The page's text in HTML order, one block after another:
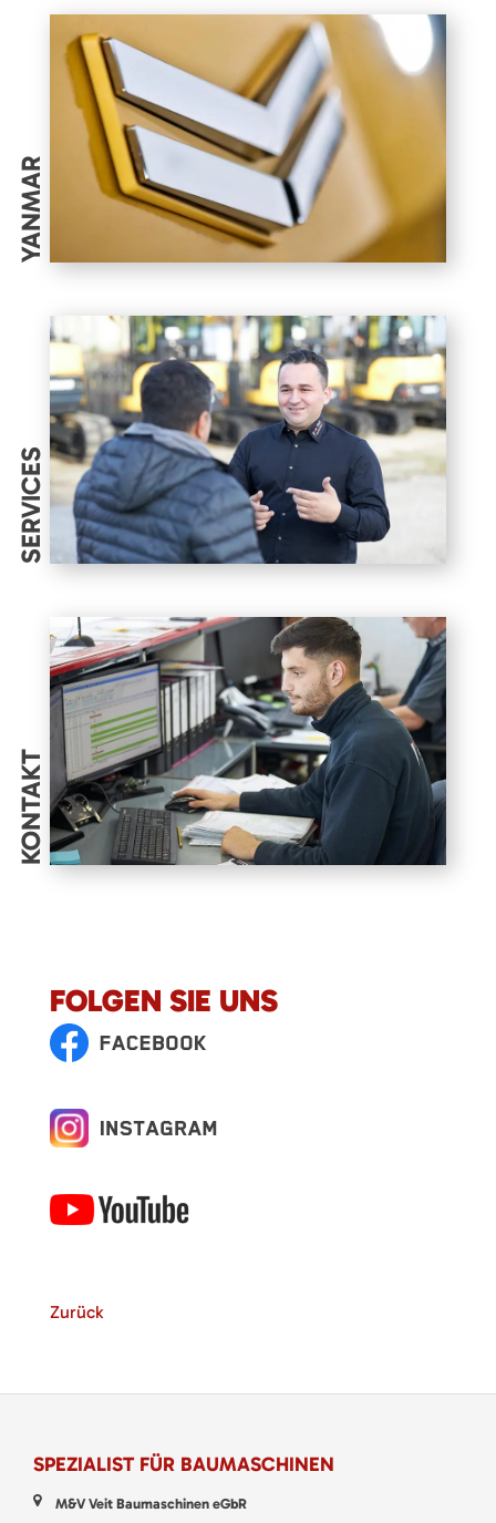
YANMAR
SERVICES
KONTAKT
FOLGEN SIE UNS
Zurück
SPEZIALIST FÜR BAUMASCHINEN
M&V Veit Baumaschinen eGbR